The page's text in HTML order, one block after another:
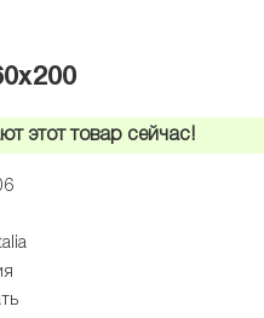
этот товар сейчас!